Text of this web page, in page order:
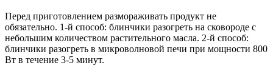
Перед приготовлением размораживать продукт не
обязательно. 1-й способ: блинчики разогреть на сковороде с
небольшим количеством растительного масла. 2-й способ:
блинчики разогреть в микроволновой печи при мощности 800
Вт в течение 3-5 минут.